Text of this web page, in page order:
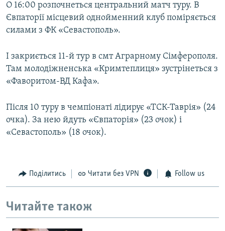
О 16:00 розпочнеться центральний матч туру. В
Євпаторії місцевий однойменний клуб поміряється
силами з ФК «Севастополь».
І закриється 11-й тур в смт Аграрному Сімферополя.
Там молодіжненська «Кримтеплиця» зустрінеться з
«Фаворитом-ВД Кафа».
Після 10 туру в чемпіонаті лідирує «ТСК-Таврія» (24
очка). За нею йдуть «Євпаторія» (23 очок) і
«Севастополь» (18 очок).
Поділитись Читати без VPN Follow us
Читайте також